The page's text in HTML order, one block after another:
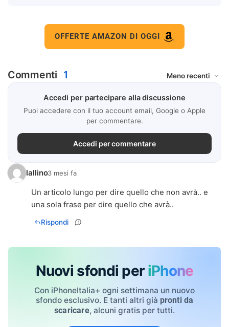
OFFERTE AMAZON DI OGGI
Commenti 1
Accedi per partecipare alla discussione
Puoi accedere con il tuo account email, Google o Apple
per commentare.
Accedi per commentare
lallino3 mesi fa
Un articolo lungo per dire quello che non avrà.. e
una sola frase per dire quello che avrà..
Rispondi
Nuovi sfondi per iPhone
Con iPhoneItalia+ ogni settimana un nuovo
sfondo esclusivo. E tanti altri già pronti da
scaricare, alcuni gratis per tutti.